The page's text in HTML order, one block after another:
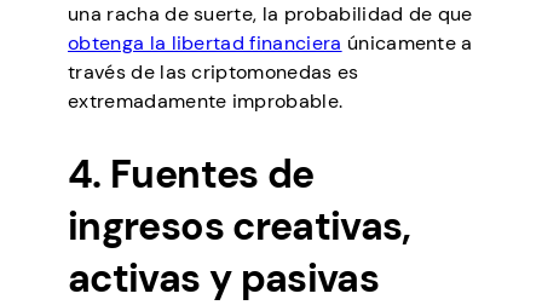
una racha de suerte, la probabilidad de que
obtenga la libertad financiera únicamente a
través de las criptomonedas es
extremadamente improbable.
4. Fuentes de
ingresos creativas,
activas y pasivas